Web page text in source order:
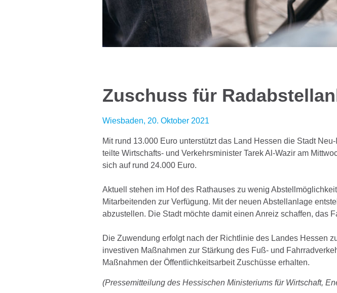
Zuschuss für
Wiesbaden, 20. Oktober 2021
Mit rund 13.000 Euro unterstützt das Land Hessen die Stadt
teilte Wirtschafts- und Verkehrsminister Tarek Al-Wazir am
sich auf rund 24.000 Euro.
Aktuell stehen im Hof des Rathauses zu wenig
Mitarbeitenden zur Verfügung. Mit der neuen Abstellanlage
abzustellen. Die Stadt möchte damit einen Anreiz schaffen, das
Die Zuwendung erfolgt nach der Richtlinie des Landes Hessen
investiven Maßnahmen zur Stärkung des Fuß- und
Maßnahmen der Öffentlichkeitsarbeit Zuschüsse erhalten.
(Pressemitteilung des Hessischen Ministeriums für Wirtschaft,